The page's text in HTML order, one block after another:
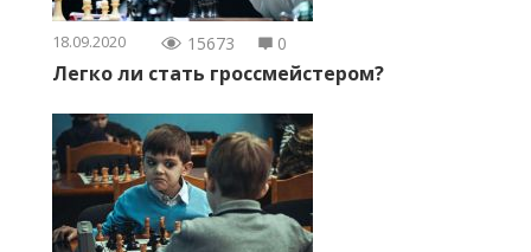
18.09.2020 15673 0
Легко ли стать гроссмейстером?